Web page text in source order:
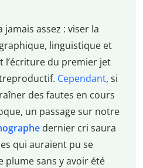
jamais assez : viser la
linguistique et
l’écriture du premier jet
Cependant, si
des fautes en cours
un passage sur notre
dernier cri saura
qui auraient pu se
plume sans y avoir été